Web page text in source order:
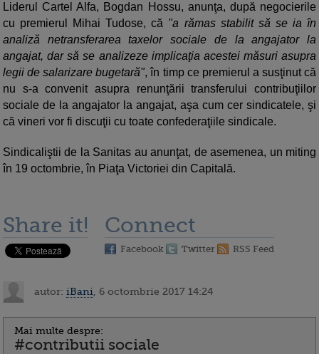
Liderul Cartel Alfa, Bogdan Hossu, anunţa, după negocierile
cu premierul Mihai Tudose, că "a rămas stabilit să se ia în
analiză netransferarea taxelor sociale de la angajator la
angajat, dar să se analizeze implicaţia acestei măsuri asupra
legii de salarizare bugetară", în timp ce premierul a susţinut că
nu s-a convenit asupra renunţării transferului contribuţiilor
sociale de la angajator la angajat, aşa cum cer sindicatele, şi
că vineri vor fi discuţii cu toate confederaţiile sindicale.
Sindicaliştii de la Sanitas au anunţat, de asemenea, un miting
în 19 octombrie, în Piaţa Victoriei din Capitală.
Share it! Connect
Facebook Twitter RSS Feed
autor: iBani , 6 octombrie 2017 14:24
Mai multe despre:
#contributii sociale